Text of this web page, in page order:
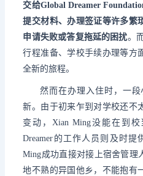
交给Global Dreamer
提交材料、办理签证等许多繁
申请失败或答复拖延的困扰。
行程准备、学校手续办理等方
全新的旅程。
然而在办理入住时，一
新。由于初来乍到对学校还不
变动，Xian Ming没能在到
Dreamer的工作人员则及时提
Ming成功直接对接上宿舍管理
地不熟的异国他乡，不能抱有